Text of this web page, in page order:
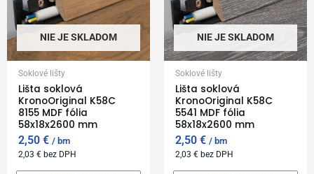
NIE JE SKLADOM
Soklové lišty
Lišta soklová
KronoOriginal K58C
8155 MDF fólia
58x18x2600 mm
2,50€ bm
2,03€ bez DPH
NIE JE SKLADOM
Soklové lišty
Lišta soklová
KronoOriginal K58C
5541 MDF fólia
58x18x2600 mm
2,50€ bm
2,03€ bez DPH